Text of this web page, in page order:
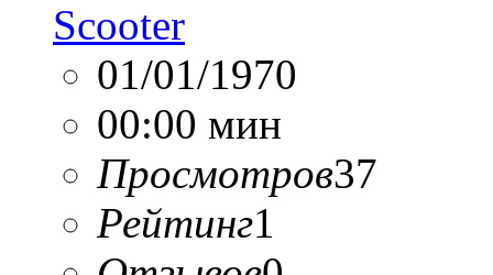
Scooter
01/01/1970
00:00 мин
Просмотров37
Рейтинг1